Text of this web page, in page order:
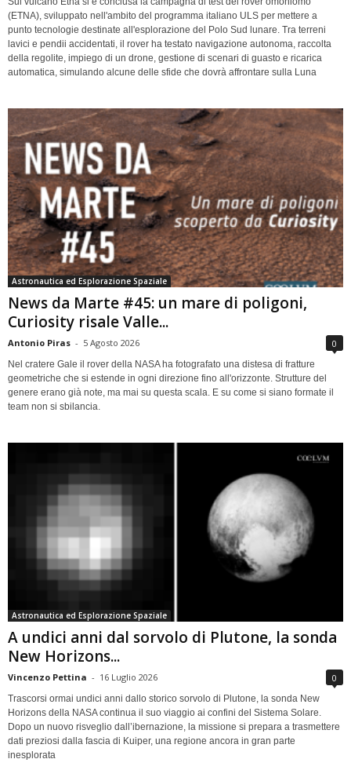
(ETNA), sviluppato nell'ambito del programma italiano ULS per mettere a
punto tecnologie destinate all'esplorazione del Polo Sud lunare. Tra terreni
lavici e pendii accidentati, il rover ha testato navigazione autonoma, raccolta
della regolite, impiego di un drone, gestione di scenari di guasto e ricarica
automatica, simulando alcune delle sfide che dovrà affrontare sulla Luna
Astronautica ed Esplorazione Spaziale
News da Marte #45: un mare di poligoni,
Curiosity risale Valle...
Antonio Piras - 5 Agosto 2026 0
Nel cratere Gale il rover della NASA ha fotografato una distesa di fratture
geometriche che si estende in ogni direzione fino all'orizzonte. Strutture del
genere erano già note, ma mai su questa scala. E su come si siano formate il
team non si sbilancia.
Astronautica ed Esplorazione Spaziale
A undici anni dal sorvolo di Plutone, la sonda
New Horizons...
Vincenzo Pettina - 16 Luglio 2026 0
Trascorsi ormai undici anni dallo storico sorvolo di Plutone, la sonda New
Horizons della NASA continua il suo viaggio ai confini del Sistema Solare.
Dopo un nuovo risveglio dall’ibernazione, la missione si prepara a trasmettere
dati preziosi dalla fascia di Kuiper, una regione ancora in gran parte
inesplorata